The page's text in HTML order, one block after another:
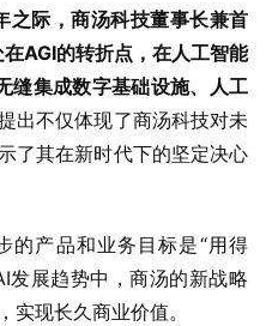
之际，商汤科技董事长兼首
AGI的转折点，在人工智能
缝集成数字基础设施、人工
出不仅体现了商汤科技对未
了其在新时代下的坚定决心
的产品和业务目标是“用得
发展趋势中，商汤的新战略
实现长久商业价值。